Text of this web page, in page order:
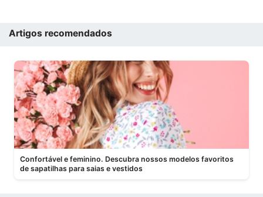
Artigos recomendados
Confortável e feminino. Descubra nossos modelos favoritos
de sapatilhas para saias e vestidos